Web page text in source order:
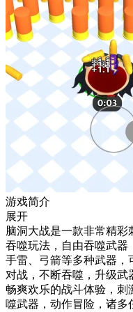
游戏简介
展开
脑洞大战是一款非常精彩
吞噬玩法，自由吞噬武器
手雷、弓箭等多种武器，
对战，不断吞噬，升级武
畅爽欢乐的战斗体验，刺
噬武器，动作冒险，诸多